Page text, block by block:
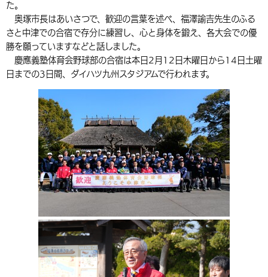
中国語（繁体字） 韓国語（한국어）
組織案内
環境・衛生
選挙 外国人の方向け情報
都市整備
手当・助成
相談・支援・情報 計画・施策
観光なび
遊ぶ・体験する グルメ・食べる
買う・おみやげ 四季のイベント・祭り
市政情報
中津市について 市役所の紹介
地方創生・地域活性化 広報・広聴
た。
奥塚市長はあいさつで、歓迎の言葉を述べ、福澤諭吉先生のふる
さと中津での合宿で存分に練習し、心と身体を鍛え、各大会での優
勝を願っていますなどと話しました。
慶應義塾体育会野球部の合宿は本日2月12日木曜日から14日土曜
日までの3日間、ダイハツ九州スタジアムで行われます。